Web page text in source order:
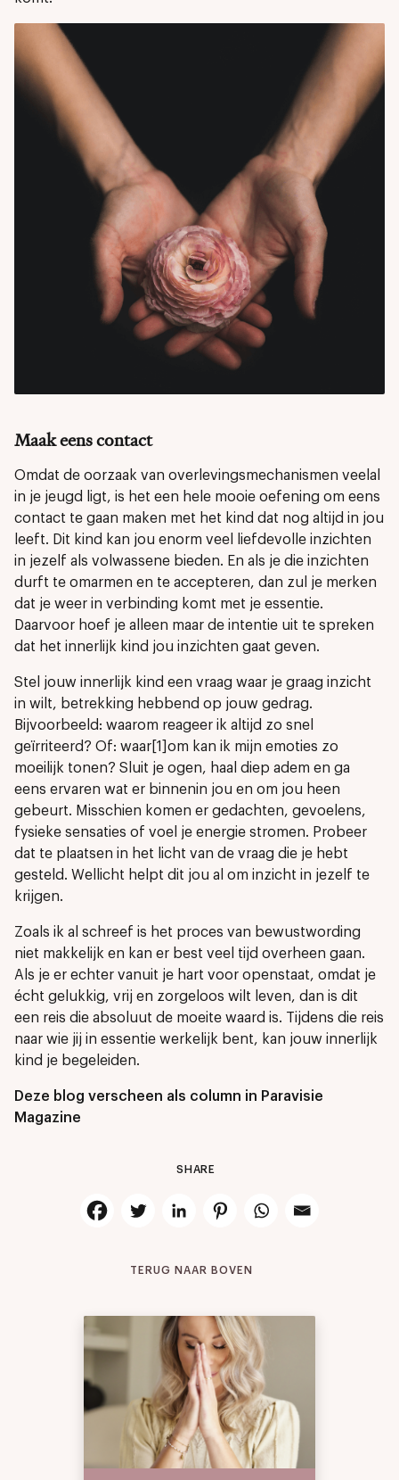
Maak eens contact
Omdat de oorzaak van overlevingsmechanismen veelal
in je jeugd ligt, is het een hele mooie oefening om eens
contact te gaan maken met het kind dat nog altijd in jou
leeft. Dit kind kan jou enorm veel liefdevolle inzichten
in jezelf als volwassene bieden. En als je die inzichten
durft te omarmen en te accepteren, dan zul je merken
dat je weer in verbinding komt met je essentie.
Daarvoor hoef je alleen maar de intentie uit te spreken
dat het innerlijk kind jou inzichten gaat geven.
Stel jouw innerlijk kind een vraag waar je graag inzicht
in wilt, betrekking hebbend op jouw gedrag.
Bijvoorbeeld: waarom reageer ik altijd zo snel
geïrriteerd? Of: waar[1]om kan ik mijn emoties zo
moeilijk tonen? Sluit je ogen, haal diep adem en ga
eens ervaren wat er binnenin jou en om jou heen
gebeurt. Misschien komen er gedachten, gevoelens,
fysieke sensaties of voel je energie stromen. Probeer
dat te plaatsen in het licht van de vraag die je hebt
gesteld. Wellicht helpt dit jou al om inzicht in jezelf te
krijgen.
Zoals ik al schreef is het proces van bewustwording
niet makkelijk en kan er best veel tijd overheen gaan.
Als je er echter vanuit je hart voor openstaat, omdat je
écht gelukkig, vrij en zorgeloos wilt leven, dan is dit
een reis die absoluut de moeite waard is. Tijdens die reis
naar wie jij in essentie werkelijk bent, kan jouw innerlijk
kind je begeleiden.
Deze blog verscheen als column in Paravisie
Magazine
SHARE
TERUG NAAR BOVEN